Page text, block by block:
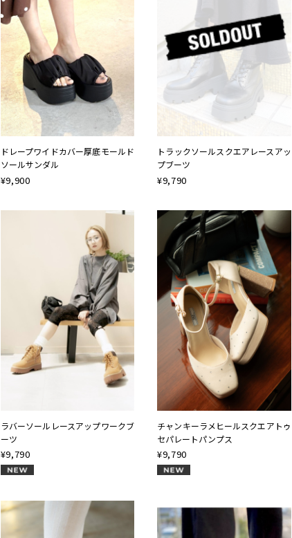
ドレープワイドカバー厚底モールド
ソールサンダル
¥9,900
トラックソールスクエアレースアッ
プブーツ
¥9,790
ラバーソールレースアップワークブ
ーツ
¥9,790
チャンキーラメヒールスクエアトゥ
セパレートパンプス
¥9,790